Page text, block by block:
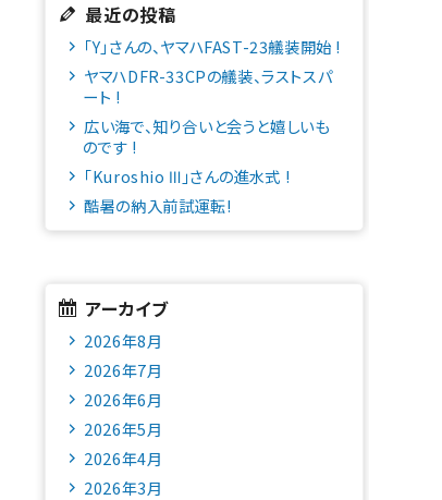
最近の投稿
「Y」さんの、ヤマハFAST-23艤装開始 !
ヤマハDFR-33CPの艤装、ラストスパ
ート !
広い海で、知り合いと会うと嬉しいも
のです !
「Kuroshio Ⅲ」さんの進水式 !
酷暑の納入前試運転!
アーカイブ
2026年8月
2026年7月
2026年6月
2026年5月
2026年4月
2026年3月